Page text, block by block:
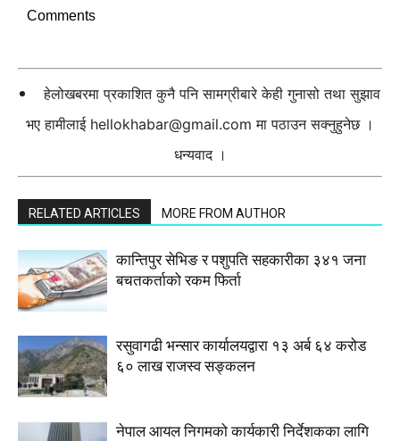
Comments
हेलोखबरमा प्रकाशित कुनै पनि सामग्रीबारे केही गुनासो तथा सुझाव
भए हामीलाई hellokhabar@gmail.com मा पठाउन सक्नुहुनेछ ।
धन्यवाद ।
RELATED ARTICLES MORE FROM AUTHOR
कान्तिपुर सेभिङ र पशुपति सहकारीका ३४१ जना
बचतकर्ताको रकम फिर्ता
रसुवागढी भन्सार कार्यालयद्वारा १३ अर्ब ६४ करोड
६० लाख राजस्व सङ्कलन
नेपाल आयल निगमको कार्यकारी निर्देशकका लागि